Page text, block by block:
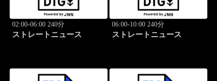
02:00-06:00 240分
ストレートニュース
06:00-10:00 240分
ストレートニュース